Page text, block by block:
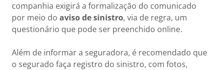
companhia exigirá a formalização do comunicado
por meio do aviso de sinistro, via de regra, um
questionário que pode ser preenchido online.
Além de informar a seguradora, é recomendado que
o segurado faça registro do sinistro, com fotos,